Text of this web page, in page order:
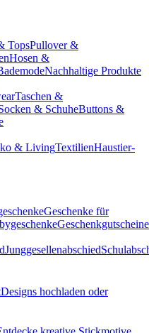
TopsPullover &
Hosen &
Nachhaltige Produkte
Taschen &
& SchuheButtons &
& LivingTextilienHaustier-
Geschenke für
Geschenkgutscheine
Junggesellenabschied
Designs hochladen oder